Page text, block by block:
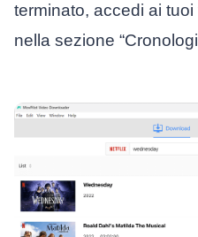
terminato, accedi ai
nella sezione